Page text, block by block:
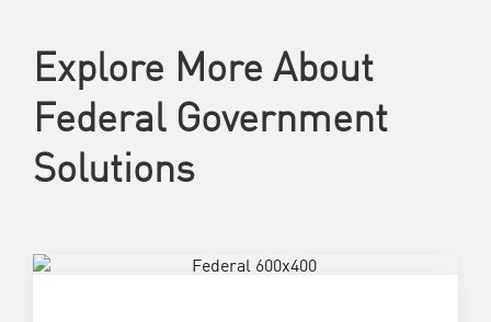
Explore More About
Federal Government
Solutions